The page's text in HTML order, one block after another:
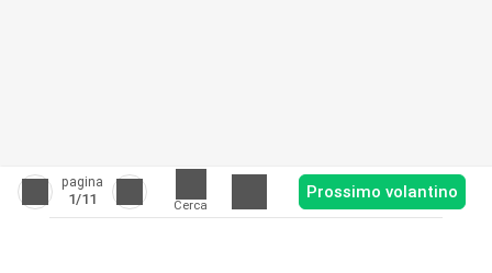
pagina
1/11 Cerca
Prossimo volantino